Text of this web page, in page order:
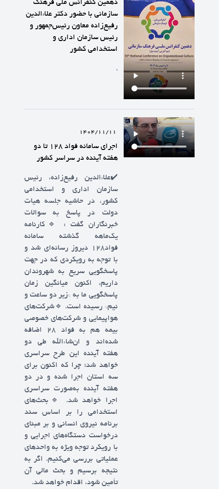
سازمانی با حضور دکتر علاءالدین
رفیع‌زاده معاون رئیس‌جمهور و
رئیس سازمان اداری و
استخدامی کشور
.
1404/11/11
اجرای سامانه فواد ۱۲۸ تا دو
هفته آینده در سراسر کشور
✔️علاءالدین رفیع‌زاده، رئیس
سازمان اداری و استخدامی
کشور، در حاشیه جلسه هیات
دولت در پاسخ به سوالات
خبرنگاران گفت : 🔹کارنامه
یک‌ماهه گذشته سامانه
فواد۱۲۸ دیروز رسانه‌ای شد و
با توجه به رویکردی که در جهت
پاسخگویی سریع به شهروندان
داریم، اکنون میانگین زمان
پاسخگویی ما به *زیر دو ساعت و
نیم* رسیده است. 🔹شرکت‌های
هواپیمایی و شرکت‌های خصوصی
بیمه هم به فواد ۲۸ اضافه
شده‌اند و ان‌شاءالله طی دو
هفته آینده این طرح سراسری
خواهد شد؛ چرا که اکنون برای
سه استان اجرا شده و در دو
هفته آینده به‌صورت سراسری
اجرا خواهد شد. 🔹بحث‌های
استخدامی را بر اساس سند
برنامه نیروی انسانی و بر مبنای
درخواست دستگاه‌های اجرایی و
با رویکرد توجه ویژه به واحدهای
عملیاتی بررسی می‌کنیم. اگر به
نتیجه برسیم و بحث مالی آن
تأمین شود، اقدام خواهد شد.